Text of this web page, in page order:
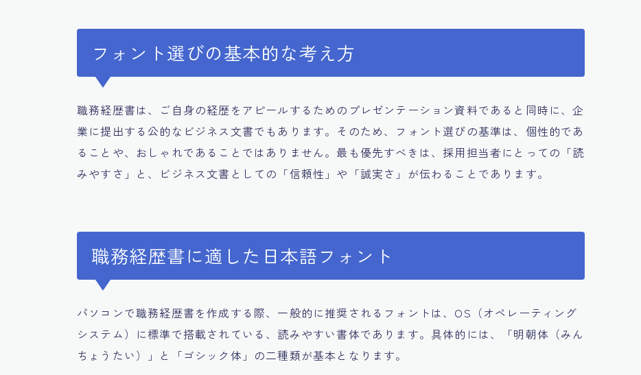
フォント選びの基本的な考え方
職務経歴書は、ご自身の経歴をアピールするためのプレゼンテーション資料であると同時に、企
業に提出する公的なビジネス文書でもあります。そのため、フォント選びの基準は、個性的であ
ることや、おしゃれであることではありません。最も優先すべきは、採用担当者にとっての「読
みやすさ」と、ビジネス文書としての「信頼性」や「誠実さ」が伝わることであります。
職務経歴書に適した日本語フォント
パソコンで職務経歴書を作成する際、一般的に推奨されるフォントは、OS（オペレーティング
システム）に標準で搭載されている、読みやすい書体であります。具体的には、「明朝体（みん
ちょうたい）」と「ゴシック体」の二種類が基本となります。